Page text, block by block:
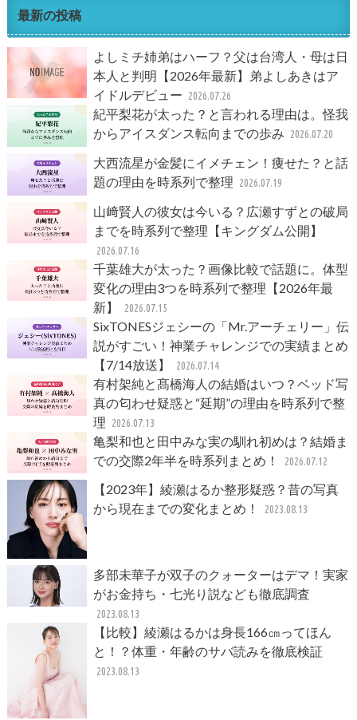
最新の投稿
よしミチ姉弟はハーフ？父は台湾人・母は日
本人と判明【2026年最新】弟よしあきはア
イドルデビュー 2026.07.26
紀平梨花が太った？と言われる理由は。怪我
からアイスダンス転向までの歩み 2026.07.20
大西流星が金髪にイメチェン！痩せた？と話
題の理由を時系列で整理 2026.07.19
山﨑賢人の彼女は今いる？広瀬すずとの破局
までを時系列で整理【キングダム公開】
2026.07.16
千葉雄大が太った？画像比較で話題に。体型
変化の理由3つを時系列で整理【2026年最
新】
2026.07.15
SixTONESジェシーの「Mr.アーチェリー」伝
説がすごい！神業チャレンジでの実績まとめ
【7/14放送】
2026.07.14
有村架純と髙橋海人の結婚はいつ？ベッド写
真の匂わせ疑惑と“延期”の理由を時系列で整
理 2026.07.13
亀梨和也と田中みな実の馴れ初めは？結婚ま
での交際2年半を時系列まとめ！
2026.07.12
【2023年】綾瀬はるか整形疑惑？昔の写真
から現在までの変化まとめ！
2023.08.13
多部未華子が双子のクォーターはデマ！実家
がお金持ち・七光り説なども徹底調査
2023.08.13
【比較】綾瀬はるかは身長166㎝ってほん
と！？体重・年齢のサバ読みを徹底検証
2023.08.13